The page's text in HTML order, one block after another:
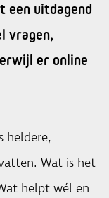
een uitdagend
vragen,
er online
heldere,
Wat is het
helpt wél en